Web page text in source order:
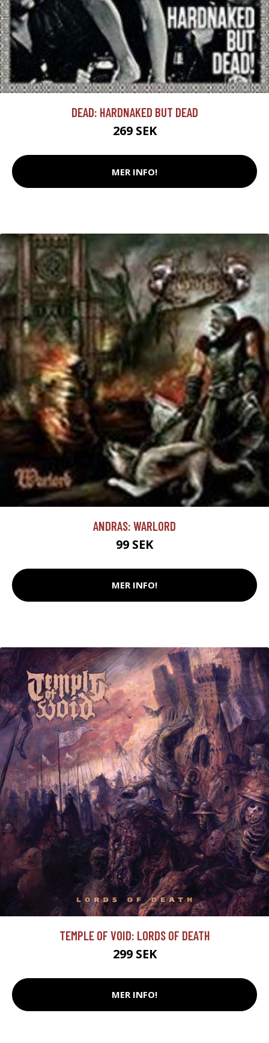
DEAD: HARDNAKED BUT DEAD
269 SEK
MER INFO!
ANDRAS: WARLORD
99 SEK
MER INFO!
TEMPLE OF VOID: LORDS OF DEATH
299 SEK
MER INFO!